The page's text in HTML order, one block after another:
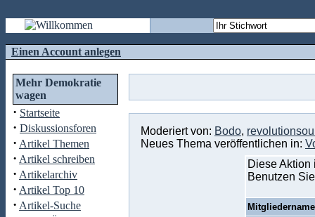
Einen Account anlegen
Mehr Demokratie
wagen
· Startseite
· Diskussionsforen
· Artikel Themen
· Artikel schreiben
· Artikelarchiv
· Artikel Top 10
· Artikel-Suche
Moderiert von: Bodo,
Neues Thema veröffentlichen in:
Diese Aktion
Benutzen